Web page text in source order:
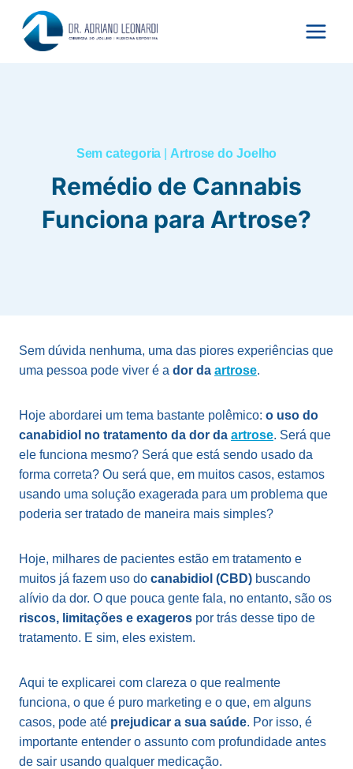
para
Sem categoria Artrose do Joelho
Remédio de Cannabis
Funciona para Artrose?
Sem dúvida nenhuma, uma das piores experiências que
uma pessoa pode viver é a dor da artrose.
Hoje abordarei um tema bastante polêmico: o uso do
canabidiol no tratamento da dor da artrose. Será que
ele funciona mesmo? Será que está sendo usado da
forma correta? Ou será que, em muitos casos, estamos
usando uma solução exagerada para um problema que
poderia ser tratado de maneira mais simples?
Hoje, milhares de pacientes estão em tratamento e
muitos já fazem uso do canabidiol (CBD) buscando
alívio da dor. O que pouca gente fala, no entanto, são os
riscos, limitações e exageros por trás desse tipo de
tratamento. E sim, eles existem.
Aqui te explicarei com clareza o que realmente
funciona, o que é puro marketing e o que, em alguns
casos, pode até prejudicar a sua saúde. Por isso, é
importante entender o assunto com profundidade antes
de sair usando qualquer medicação.